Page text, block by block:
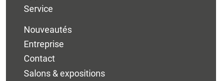
Service
Nouveautés
Entreprise
Contact
Salons & expositions